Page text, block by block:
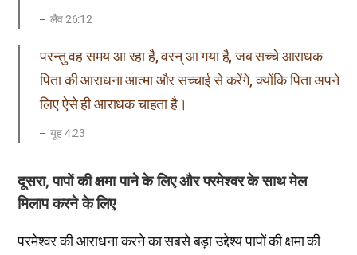
लैव 26:12
परन्तु वह समय आ रहा है, वरन् आ गया है, जब सच्चे आराधक
पिता की आराधना आत्मा और सच्चाई से करेंगे, क्योंकि पिता अपने
लिए ऐसे ही आराधक चाहता है।
यूह 4:23
दूसरा, पापों की क्षमा पाने के लिए और परमेश्वर के साथ मेल
मिलाप करने के लिए
परमेश्वर की आराधना करने का सबसे बड़ा उद्देश्य पापों की क्षमा की